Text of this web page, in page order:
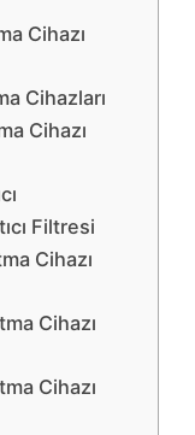
Cihazı
Cihazları
Cihazı
Filtresi
Cihazı
Cihazı
Cihazı